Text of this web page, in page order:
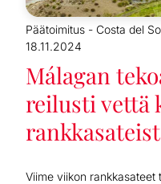
Päätoimitus - Costa del
18.11.2024
Málagan
reilusti vettä
Viime viikon